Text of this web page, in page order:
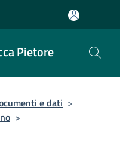
Pietore
e dati >
>